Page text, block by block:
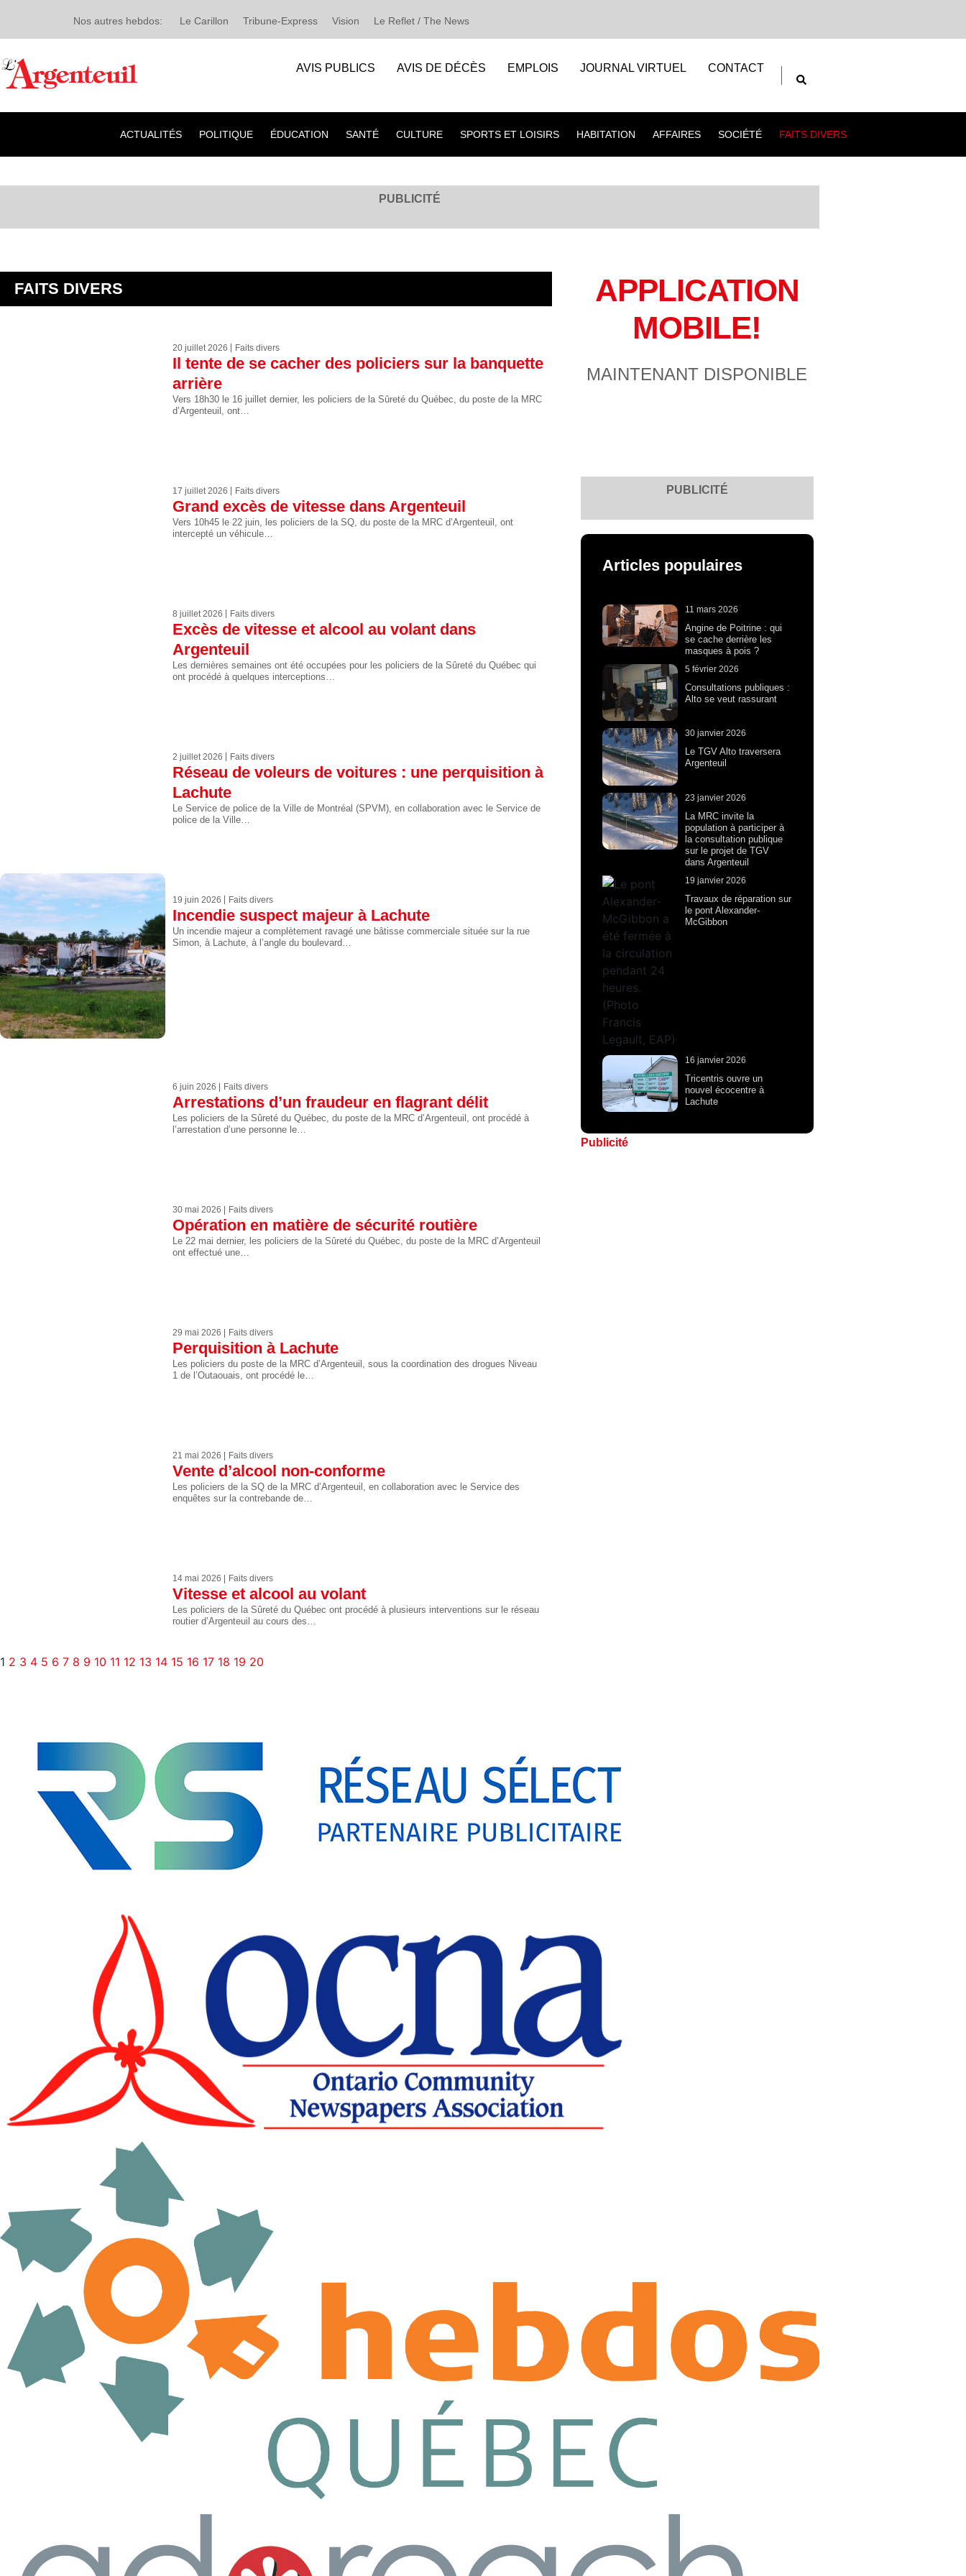
Nos autres hebdos: Le Carillon Tribune-Express Vision Le Reflet / The News
AVIS PUBLICS AVIS DE DÉCÈS EMPLOIS JOURNAL VIRTUEL CONTACT
ACTUALITÉS POLITIQUE ÉDUCATION SANTÉ CULTURE SPORTS ET LOISIRS HABITATION AFFAIRES SOCIÉTÉ FAITS DIVERS
PUBLICITÉ
FAITS DIVERS
20 juillet 2026 Faits divers
Il tente de se cacher des policiers sur la banquette
arrière
Vers 18h30 le 16 juillet dernier, les policiers de la Sûreté du Québec, du poste de la MRC
d’Argenteuil, ont…
17 juillet 2026 Faits divers
Grand excès de vitesse dans Argenteuil
Vers 10h45 le 22 juin, les policiers de la SQ, du poste de la MRC d’Argenteuil, ont
intercepté un véhicule…
8 juillet 2026 Faits divers
Excès de vitesse et alcool au volant dans
Argenteuil
Les dernières semaines ont été occupées pour les policiers de la Sûreté du Québec qui
ont procédé à quelques interceptions…
2 juillet 2026 Faits divers
Réseau de voleurs de voitures : une perquisition à
Lachute
Le Service de police de la Ville de Montréal (SPVM), en collaboration avec le Service de
police de la Ville…
19 juin 2026 Faits divers
Incendie suspect majeur à Lachute
Un incendie majeur a complètement ravagé une bâtisse commerciale située sur la rue
Simon, à Lachute, à l’angle du boulevard…
6 juin 2026 Faits divers
Arrestations d’un fraudeur en flagrant délit
Les policiers de la Sûreté du Québec, du poste de la MRC d’Argenteuil, ont procédé à
l’arrestation d’une personne le…
30 mai 2026 Faits divers
Opération en matière de sécurité routière
Le 22 mai dernier, les policiers de la Sûreté du Québec, du poste de la MRC d’Argenteuil
ont effectué une…
29 mai 2026 Faits divers
Perquisition à Lachute
Les policiers du poste de la MRC d’Argenteuil, sous la coordination des drogues Niveau
1 de l’Outaouais, ont procédé le…
21 mai 2026 Faits divers
Vente d’alcool non-conforme
Les policiers de la SQ de la MRC d’Argenteuil, en collaboration avec le Service des
enquêtes sur la contrebande de…
14 mai 2026 Faits divers
Vitesse et alcool au volant
Les policiers de la Sûreté du Québec ont procédé à plusieurs interventions sur le réseau
routier d’Argenteuil au cours des…
1 2 3 4 5 6 7 8 9 10 11 12 13 14 15 16 17 18 19 20
APPLICATION
MOBILE!
MAINTENANT DISPONIBLE
PUBLICITÉ
Articles populaires
11 mars 2026
Angine de Poitrine : qui
se cache derrière les
masques à pois ?
5 février 2026
Consultations publiques :
Alto se veut rassurant
30 janvier 2026
Le TGV Alto traversera
Argenteuil
23 janvier 2026
La MRC invite la
population à participer à
la consultation publique
sur le projet de TGV
dans Argenteuil
19 janvier 2026
Travaux de réparation sur
le pont Alexander-
McGibbon
16 janvier 2026
Tricentris ouvre un
nouvel écocentre à
Lachute
Publicité